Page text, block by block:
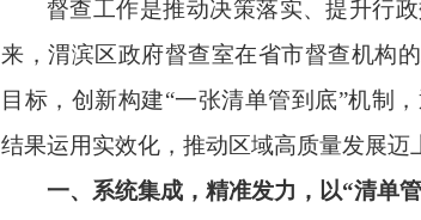
督查工作是推动决策落实、提升行
来，渭滨区政府督查室在省市督查机构
目标，创新构建“一张清单管到底”机制
结果运用实效化，推动区域高质量发展迈
一、系统集成，精准发力，以“清单